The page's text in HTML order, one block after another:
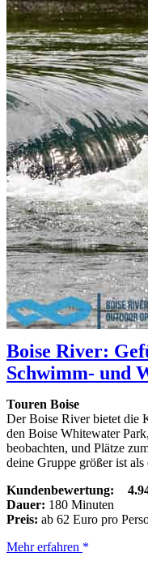
Boise River:
Schwimm- und
Touren Boise
Der Boise River bietet die
den Boise Whitewater
beobachten, und Plätze
deine Gruppe größer ist
Kundenbewertung:
Dauer: 180 Minuten
Preis: ab 62 Euro pro
Boise
Mehr erfahren